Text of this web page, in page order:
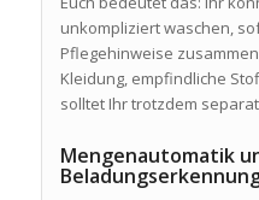
unkompliziert waschen,
Pflegehinweise
Kleidung, empfindliche
solltet Ihr trotzdem
Mengenautomatik